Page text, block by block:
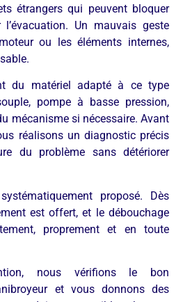
étrangers qui peuvent bloquer
Un mauvais geste
ou les éléments internes,
du matériel adapté à ce type
pompe à basse pression,
mécanisme si nécessaire. Avant
réalisons un diagnostic précis
du problème sans détériorer
proposé. Dès
est offert, et le débouchage
proprement et en toute
nous vérifions le bon
et vous donnons des